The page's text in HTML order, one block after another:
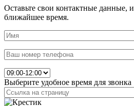
Оставьте свои контактные данные,
ближайшее время.
Выберите удобное время для звонка